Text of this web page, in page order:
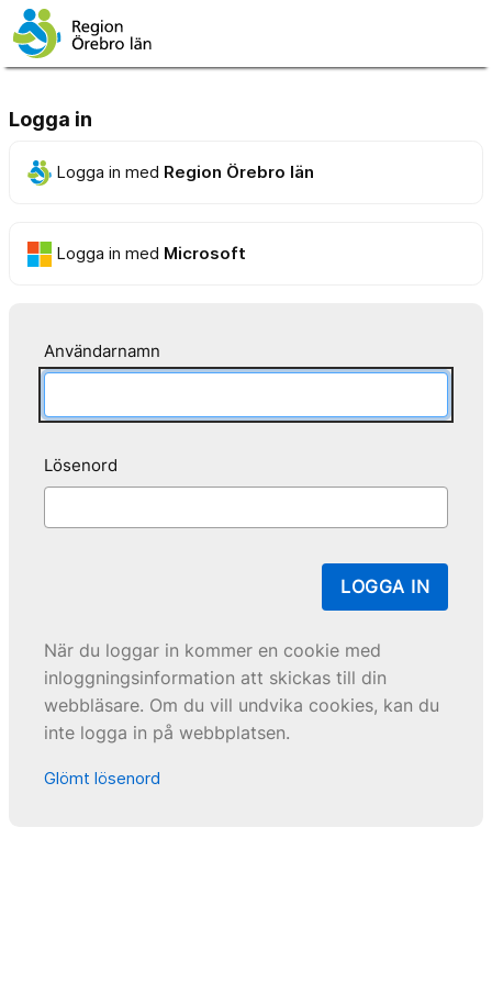
Logga in
Logga in med Region Örebro län
Logga in med Microsoft
Användarnamn
Lösenord
LOGGA IN
När du loggar in kommer en cookie med
inloggningsinformation att skickas till din
webbläsare. Om du vill undvika cookies, kan du
inte logga in på webbplatsen.
Glömt lösenord